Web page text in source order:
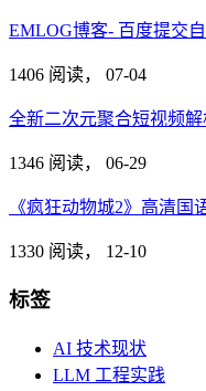
EMLOG博客- 百度提交
1406 阅读， 07-04
全新二次元聚合短视频
1346 阅读， 06-29
《疯狂动物城2》高清
1330 阅读， 12-10
标签
AI 技术现状
LLM 工程实践